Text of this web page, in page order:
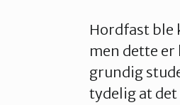
Hordfast ble
men dette
grundig
tydelig at